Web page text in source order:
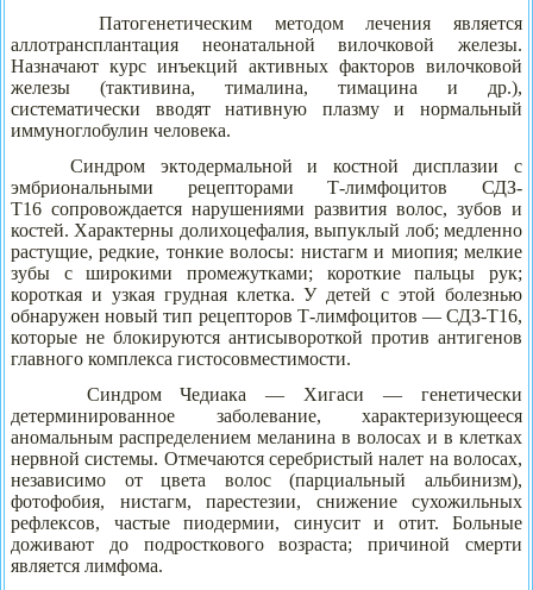
Патогенетическим методом лечения является
аллотрансплантация неонатальной вилочковой железы.
Назначают курс инъекций активных факторов вилочковой
железы (тактивина, тималина, тимацина и др.),
систематически вводят нативную плазму и нормальный
иммуноглобулин человека.
Синдром эктодермальной и костной дисплазии с
эмбриональными рецепторами Т-лимфоцитов СДЗ-
Т16 сопровождается нарушениями развития волос, зубов и
костей. Характерны долихоцефалия, выпуклый лоб; медленно
растущие, редкие, тонкие волосы: нистагм и миопия; мелкие
зубы с широкими промежутками; короткие пальцы рук;
короткая и узкая грудная клетка. У детей с этой болезнью
обнаружен новый тип рецепторов Т-лимфоцитов — СДЗ-T16,
которые не блокируются антисывороткой против антигенов
главного комплекса гистосовместимости.
Синдром Чедиака — Хигаси — генетически
детерминированное заболевание, характеризующееся
аномальным распределением меланина в волосах и в клетках
нервной системы. Отмечаются серебристый налет на волосах,
независимо от цвета волос (парциальный альбинизм),
фотофобия, нистагм, парестезии, снижение сухожильных
рефлексов, частые пиодермии, синусит и отит. Больные
доживают до подросткового возраста; причиной смерти
является лимфома.